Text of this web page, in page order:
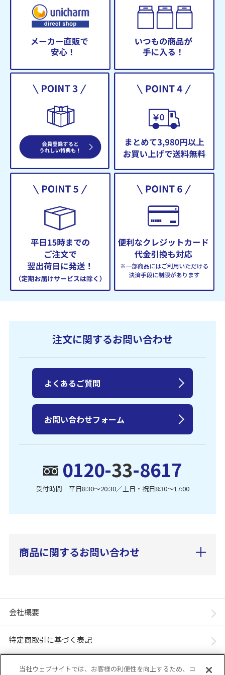
注文に関するお問い合わせ
0120-33-8617
受付時間 平日8:30〜20:30／土日・祝日8:30〜17:00
よくあるご質問
お問い合わせフォーム
商品に関するお問い合わせ
会社概要
特定商取引に基づく表記
個人情報保護方針
当社ウェブサイトでは、お客様の利便性を向上するため、コ